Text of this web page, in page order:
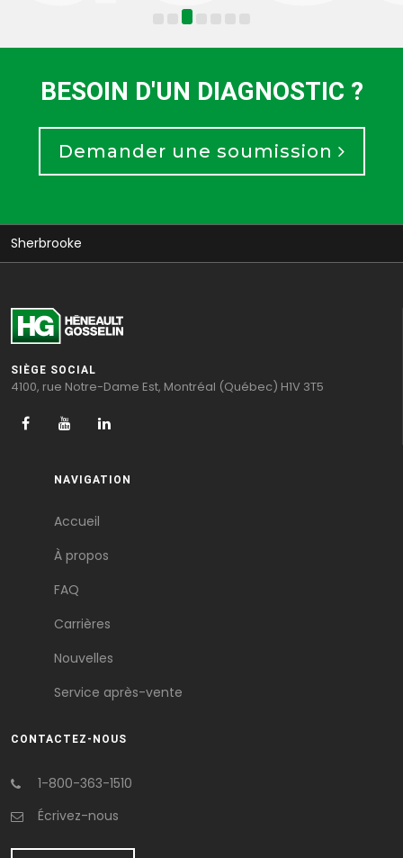
BESOIN D'UN DIAGNOSTIC ?
Demander une soumission
Sherbrooke
SIÈGE SOCIAL
4100, rue Notre-Dame Est, Montréal (Québec) H1V 3T5
NAVIGATION
Accueil
À propos
FAQ
Carrières
Nouvelles
Service après-vente
CONTACTEZ-NOUS
1-800-363-1510
Écrivez-nous